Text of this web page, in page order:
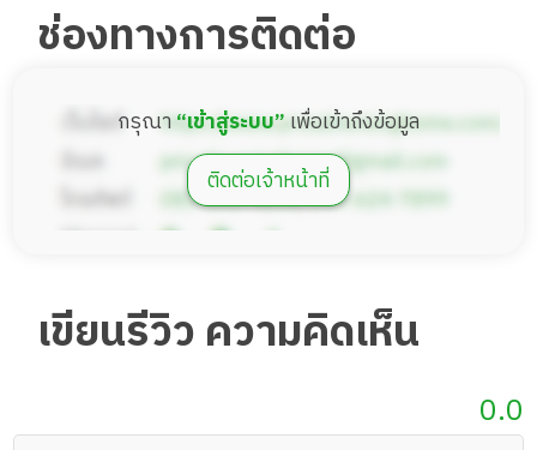
ช่องทางการติดต่อ
กรุณา“เข้าสู่ระบบ”เพื่อเข้าถึงข้อมูล
ติดต่อเจ้าหน้าที่
เขียนรีวิว ความคิดเห็น
0.0